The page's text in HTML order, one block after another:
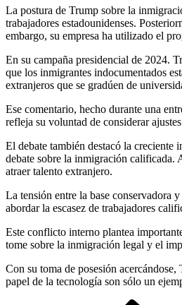
La postura de Trump sobre la
trabajadores estadounidenses.
embargo, su empresa ha utilizado el
En su campaña presidencial de 2024.
que los inmigrantes indocumentados
extranjeros que se gradúen de
Ese comentario, hecho durante una
refleja su voluntad de considerar
El debate también destacó la creciente
debate sobre la inmigración calificada.
atraer talento extranjero.
La tensión entre la base conservadora
abordar la escasez de trabajadores
Este conflicto interno plantea
tome sobre la inmigración legal y el
Con su toma de posesión
papel de la tecnología son sólo un